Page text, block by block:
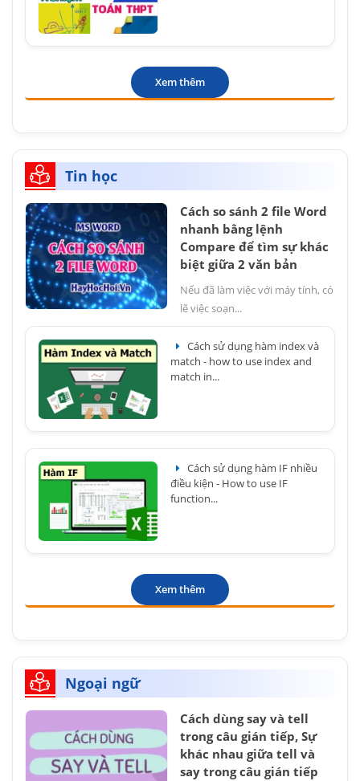
Xem thêm
Tin học
Cách so sánh 2 file Word
nhanh bằng lệnh
Compare để tìm sự khác
biệt giữa 2 văn bản
Nếu đã làm việc với máy tính, có
lẽ việc soạn...
Cách sử dụng hàm index và
match - how to use index and
match in...
Cách sử dụng hàm IF nhiều
điều kiện - How to use IF
function...
Xem thêm
Ngoại ngữ
Cách dùng say và tell
trong câu gián tiếp, Sự
khác nhau giữa tell và
say trong câu gián tiếp